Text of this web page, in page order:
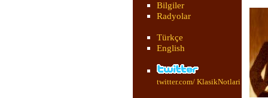
Bilgiler
Radyolar
Türkçe
English
twitter.com/ KlasikNotlari